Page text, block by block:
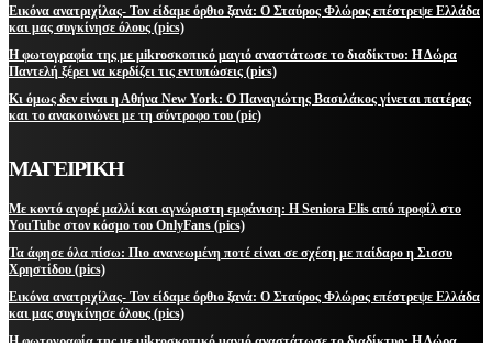
Εικόνα ανατριχίλας- Τον είδαμε όρθιο ξανά: Ο Σταύρος Φλώρος επέστρεψε Ελλάδα
και μας συγκίνησε όλους (pics)
Η φωτογραφία της με μikroσκοπικό μαγιό αναστάτωσε το διαδίκτυο: Η Δώρα
Παντελή ξέρει να κερδίζει τις εντυπώσεις (pics)
Κι όμως δεν είναι η Αθήνα New York: Ο Παναγιώτης Βασιλάκος γίνεται πατέρας
και το ανακοινώνει με τη σύντροφο του (pic)
ΜΑΓΕΙΡΙΚΗ
Με κοντό αγορέ μαλλί και αγνώριστη εμφάνιση: Η Seniora Elis από προφίλ στο
YouTube στον κόσμο του OnlyFans (pics)
Τα άφησε όλα πίσω: Πιο ανανεωμένη ποτέ είναι σε σχέση με παίδαρο η Σισσυ
Χρηστίδου (pics)
Εικόνα ανατριχίλας- Τον είδαμε όρθιο ξανά: Ο Σταύρος Φλώρος επέστρεψε Ελλάδα
και μας συγκίνησε όλους (pics)